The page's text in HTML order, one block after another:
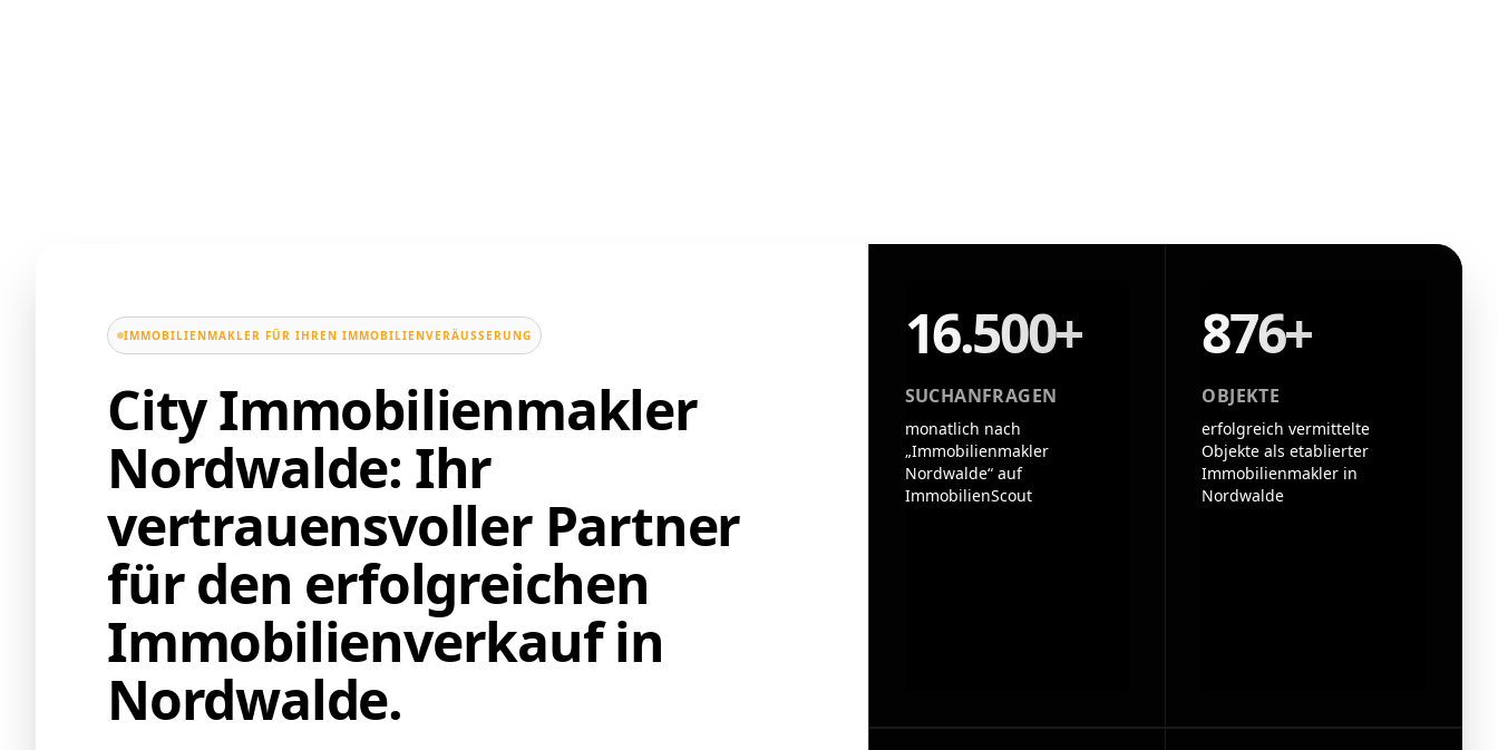
IMMOBILIENMAKLER FÜR IHREN IMMOBILIENVERÄUSSERUNG
City Immobilienmakler
Nordwalde: Ihr
vertrauensvoller Partner
für den erfolgreichen
Immobilienverkauf in
Nordwalde.
16.500+
SUCHANFRAGEN
monatlich nach
„Immobilienmakler
Nordwalde“ auf
ImmobilienScout
876+
OBJEKTE
erfolgreich vermittelte
Objekte als etablierter
Immobilienmakler in
Nordwalde